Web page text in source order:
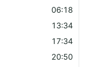
06:18
13:34
17:34
20:50